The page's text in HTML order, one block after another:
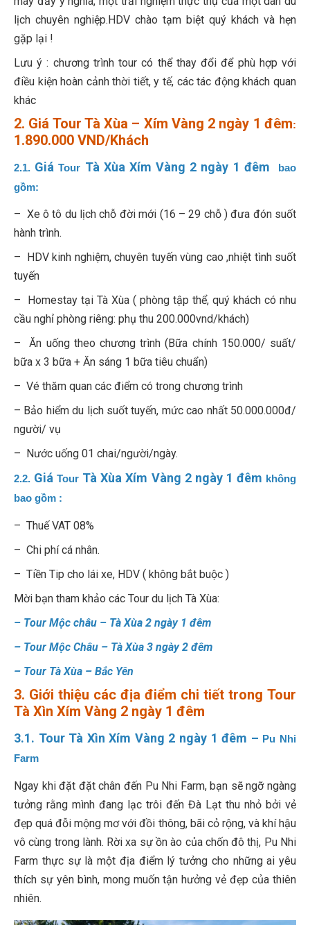
lịch chuyên nghiệp.HDV chào tạm biệt quý khách và hẹn
gặp lại !
Lưu ý : chương trình tour có thể thay đổi để phù hợp với
điều kiện hoàn cảnh thời tiết, y tế, các tác động khách quan
khác
2. Giá Tour Tà Xùa – Xím Vàng 2 ngày 1 đêm:
1.890.000 VND/Khách
2.1. Giá Tour Tà Xùa Xím Vàng 2 ngày 1 đêm
bao
gồm:
– Xe ô tô du lịch chỗ đời mới (16 – 29 chỗ ) đưa đón suốt
hành trình.
– HDV kinh nghiệm, chuyên tuyến vùng cao ,nhiệt tình suốt
tuyến
– Homestay tại Tà Xùa ( phòng tập thể, quý khách có nhu
cầu nghỉ phòng riêng: phụ thu 200.000vnd/khách)
– Ăn uống theo chương trình (Bữa chính 150.000/ suất/
bữa x 3 bữa + Ăn sáng 1 bữa tiêu chuẩn)
– Vé thăm quan các điểm có trong chương trình
– Bảo hiểm du lịch suốt tuyến, mức cao nhất 50.000.000đ/
người/ vụ
– Nước uống 01 chai/người/ngày.
2.2. Giá Tour Tà Xùa Xím Vàng 2 ngày 1 đêm không
bao gồm :
– Thuế VAT 08%
– Chi phí cá nhân.
– Tiền Tip cho lái xe, HDV ( không bắt buộc )
Mời bạn tham khảo các Tour du lịch Tà Xùa:
– Tour Mộc châu – Tà Xùa 2 ngày 1 đêm
– Tour Mộc Châu – Tà Xùa 3 ngày 2 đêm
– Tour Tà Xùa – Bắc Yên
3. Giới thiệu các địa điểm chi tiết trong Tour
Tà Xìn Xím Vàng 2 ngày 1 đêm
3.1. Tour Tà Xìn Xím Vàng 2 ngày 1 đêm – Pu Nhi
Farm
Ngay khi đặt đặt chân đến Pu Nhi Farm, bạn sẽ ngỡ ngàng
tưởng rằng mình đang lạc trôi đến Đà Lạt thu nhỏ bởi vẻ
đẹp quá đỗi mộng mơ với đồi thông, bãi cỏ rộng, và khí hậu
vô cùng trong lành. Rời xa sự ồn ào của chốn đô thị, Pu Nhi
Farm thực sự là một địa điểm lý tưởng cho những ai yêu
thích sự yên bình, mong muốn tận hưởng vẻ đẹp của thiên
nhiên.